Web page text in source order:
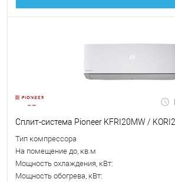
Сплит-система Pioneer KFRI20MW /
Тип компрессора
На помещение до, кв.м
Мощность охлаждения, кВт:
Мощность обогрева, кВт: